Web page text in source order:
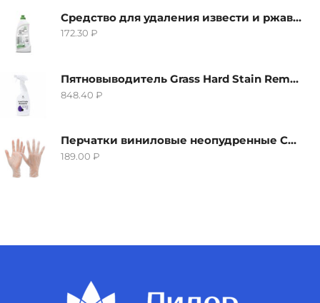
Средство для удаления извести и ржавчины Grass Gloss-Gel, 500мл
172.30 ₽
Пятновыводитель Grass Hard Stain Remover, 600мл
848.40 ₽
Перчатки виниловые неопудренные CTP-BS, размер S
189.00 ₽